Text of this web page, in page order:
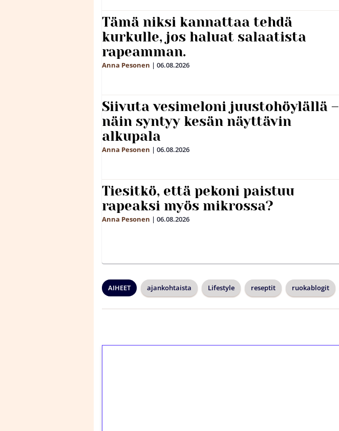
Tämä niksi kannattaa tehdä
kurkulle, jos haluat salaatista
rapeamman.
Anna Pesonen | 06.08.2026
Siivuta vesimeloni juustohöylällä –
näin syntyy kesän näyttävin
alkupala
Anna Pesonen | 06.08.2026
Tiesitkö, että pekoni paistuu
rapeaksi myös mikrossa?
Anna Pesonen | 06.08.2026
AIHEET ajankohtaista Lifestyle reseptit ruokablogit